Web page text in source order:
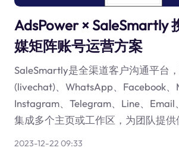
AdsPower × SaleSmartly
媒矩阵账号运营方案
SaleSmartly是全渠道客户沟通平台
(livechat)、WhatsApp、Facebook、
Instagram、Telegram、Line、Email
集成多个主页或工作区，为团队提供
2023-12-22 09:33